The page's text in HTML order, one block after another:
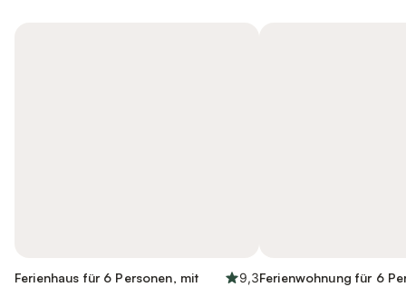
Ferienhaus für 6 Personen, mit
9,3Ferienwohnung für 6